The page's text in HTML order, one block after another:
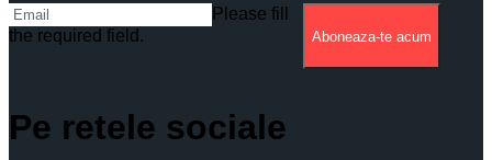
Please fill
the required field.
Aboneaza-te acum
Pe retele sociale